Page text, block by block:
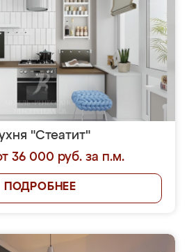
"Стеатит"
36 000 руб. за п.м.
ПОДРОБНЕЕ